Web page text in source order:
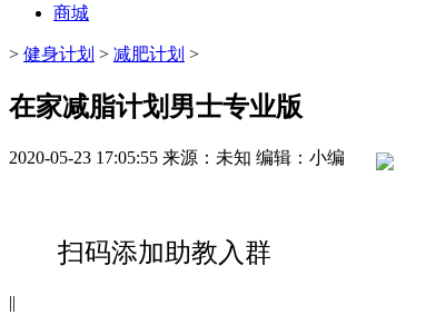
商城
> 健身计划 > 减肥计划 >
在家减脂计划男士专业版
2020-05-23 17:05:55 来源：未知 编辑：小编
扫码添加助教入群
||